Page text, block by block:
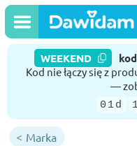
WEEKEND
Kod nie łączy się z
—
01d
Marka